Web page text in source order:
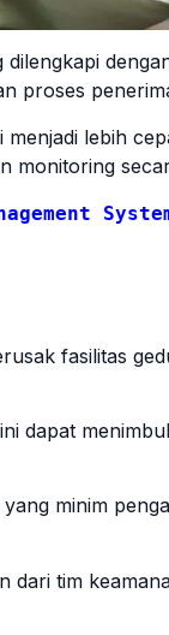
dilengkapi
proses
menjadi lebih
monitoring
fasilitas
dapat
minim
dari tim